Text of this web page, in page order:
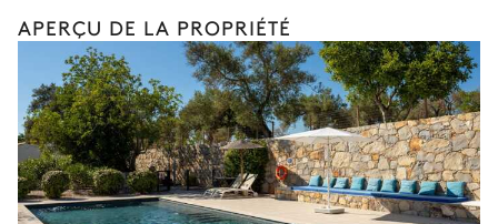
Rooftop
Babysitter
Location de vélo
Location de bateau
Sports nautiques
Visites guidées et excursions
APERÇU DE LA PROPRIÉTÉ